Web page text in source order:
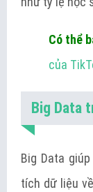
Có thể
của
Big Data
Big Data
tích dữ liệu